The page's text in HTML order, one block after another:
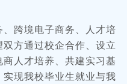
跨境电子商务、人才培
方通过校企合作、设立
人才培养、共建实习基
现我校毕业生就业与我